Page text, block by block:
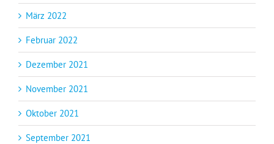
März 2022
Februar 2022
Dezember 2021
November 2021
Oktober 2021
September 2021